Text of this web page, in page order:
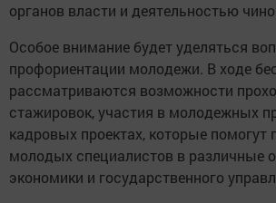
органов власти и деятельностью
Особое внимание будет уделяться
профориентации молодежи. В ходе
рассматриваются возможности
стажировок, участия в молодежных
кадровых проектах, которые помогут
молодых специалистов в различные
экономики и государственного